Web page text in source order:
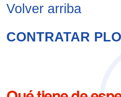
Volver arriba
CONTRATAR